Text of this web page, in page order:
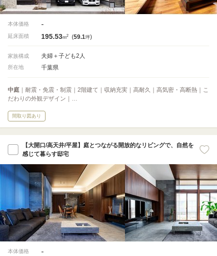
本体価格 -
延床面積 195.53m2 (59.1坪)
家族構成 夫婦＋子ども2人
所在地 千葉県
中庭 ｜耐震・免震・制震｜2階建て｜収納充実｜高耐久｜高気密・高断熱｜こ
だわりの外観デザイン｜…
間取り図あり
【大開口/高天井/平屋】庭とつながる開放的なリビングで、自然を
感じて暮らす邸宅
本体価格 -